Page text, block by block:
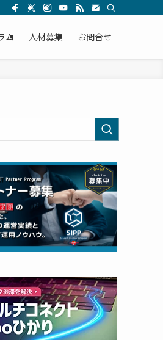
ム 人材募集 お問合せ